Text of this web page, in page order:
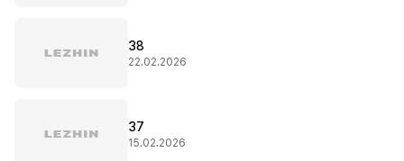
38
22.02.2026
37
15.02.2026